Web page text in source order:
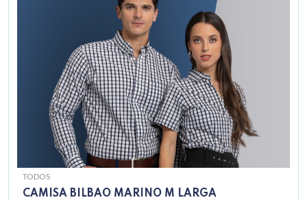
TODOS
CAMISA BILBAO MARINO M LARGA